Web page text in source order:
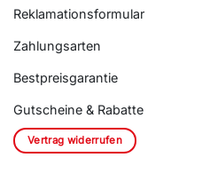
Reklamationsformular
Zahlungsarten
Bestpreisgarantie
Gutscheine & Rabatte
Vertrag widerrufen